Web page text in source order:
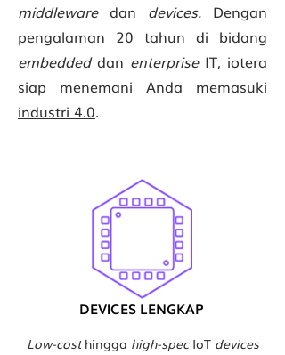
middlewaredan devices. Dengan
pengalaman 20 tahun di bidang
embeddeddan enterpriseIT, iotera
siap menemani Anda memasuki
industri 4.0.
DEVICES LENGKAP
Low-costhingga high-specIoT devices